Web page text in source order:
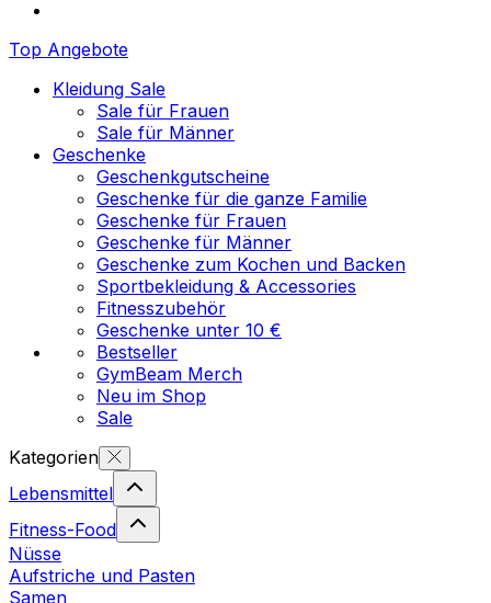
Top Angebote
Kleidung Sale
Sale für Frauen
Sale für Männer
Geschenke
Geschenkgutscheine
Geschenke für die ganze Familie
Geschenke für Frauen
Geschenke für Männer
Geschenke zum Kochen und Backen
Sportbekleidung & Accessories
Fitnesszubehör
Geschenke unter 10 €
Bestseller
GymBeam Merch
Neu im Shop
Sale
Kategorien
Lebensmittel
Fitness-Food
Nüsse
Aufstriche und Pasten
Samen